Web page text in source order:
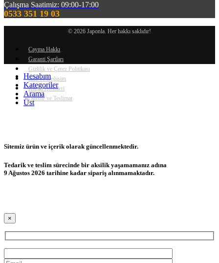
Çalışma Saatimiz: 09:00-17:00
0533 351 19 03
© 2026 Japonla. Her hakkı saklıdır!
Cayma Hakkı
Garanti Şartları
Gizlilik ve Çerez Politikası
İade ve Değişim
Kargo İşlemleri
Ödeme ve Teslimat
Hesabım
Kategoriler
Arama
Üst
Sitemiz ürün ve içerik olarak güncellenmektedir.
Tedarik ve teslim sürecinde bir aksilik yaşamamanız adına
9 Ağustos 2026 tarihine kadar sipariş alınmamaktadır.
×